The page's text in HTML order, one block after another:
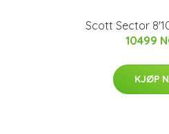
Scott Sector
10499
KJØP